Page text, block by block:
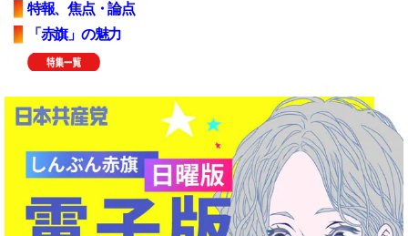
特報、焦点・論点
「赤旗」の魅力